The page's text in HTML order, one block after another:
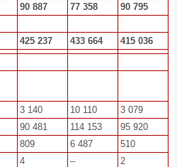
90 887
77 358 90 795
425 237 433 664
415 036
3 140 10 110
3 079
90 481 114 153
95 920
809 6 487
510
4 –
2